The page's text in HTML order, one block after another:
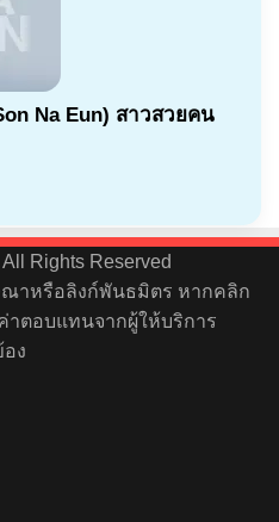
Na Eun) สาวสวยคน
Rights Reserved
ณาหรือลิงก์พันธมิตร หากคลิก
าตอบแทนจากผู้ให้บริการ
ง